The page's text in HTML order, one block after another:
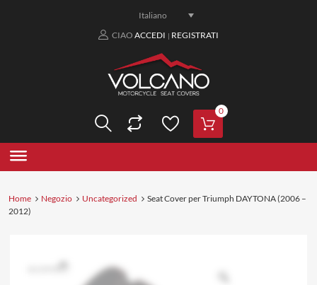
Italiano
CIAO ACCEDI | REGISTRATI
0
Home Negozio Uncategorized
Seat Cover per Triumph DAYTONA (2006 –
2012)